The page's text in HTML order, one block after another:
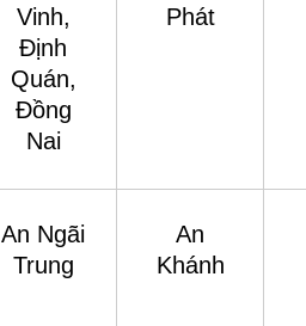
Vinh,
Định
Quán,
Đồng
Nai
Phát
An Ngãi
Trung
An
Khánh